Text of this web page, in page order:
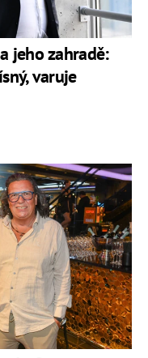
jeho zahradě:
varuje